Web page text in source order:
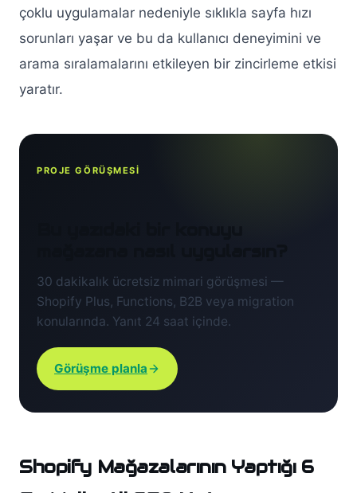
çoklu uygulamalar nedeniyle sıklıkla sayfa hızı
sorunları yaşar ve bu da kullanıcı deneyimini ve
arama sıralamalarını etkileyen bir zincirleme etkisi
yaratır.
PROJE GÖRÜŞMESİ
30 dakikalık ücretsiz mimari görüşmesi —
Shopify Plus, Functions, B2B veya migration
konularında. Yanıt 24 saat içinde.
Görüşme planla
Shopify Mağazalarının Yaptığı 6